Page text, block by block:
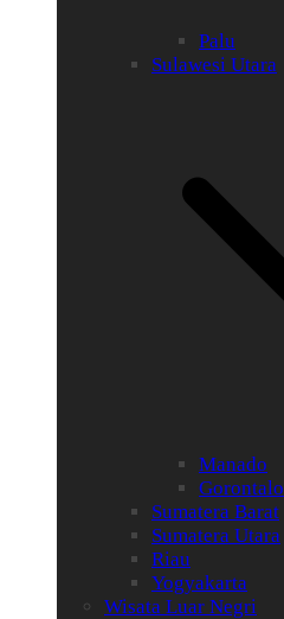
Palu
Sulawesi Utara
Manado
Gorontalo
Sumatera Barat
Sumatera Utara
Riau
Yogyakarta
Wisata Luar Negri